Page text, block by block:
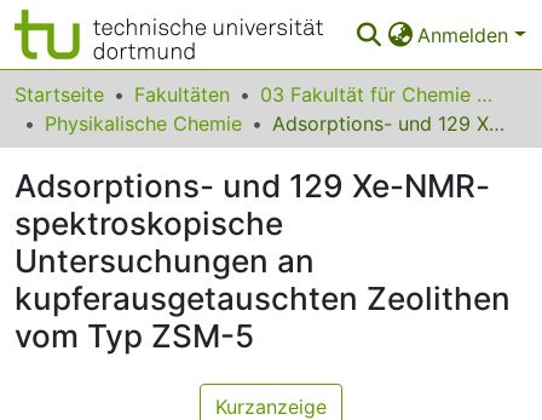
Anmelden
Bereiche & Sammlungen
Das gesamte Repositorium
Statistiken
FAQ
Leitlinien
Zurück zur Startseite
Startseite Fakultäten
03 Fakultät für Chemie und Chemische Biologie
Physikalische Chemie
Adsorptions- und 129 Xe-NMR-spektroskopische Untersuchungen an kupferausgetauschten Zeolithen vom Typ ZSM-5
Adsorptions- und 129 Xe-NMR-
spektroskopische
Untersuchungen an
kupferausgetauschten Zeolithen
vom Typ ZSM-5
Kurzanzeige